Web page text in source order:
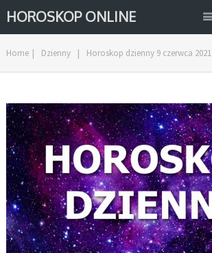
HOROSKOP ONLINE
Home | Dzienny | Horoskop dzienny 9 czerwca 2021